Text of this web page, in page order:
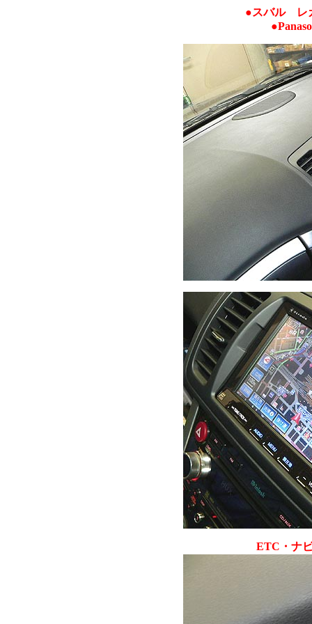
●スバル レ
ETC・ナ